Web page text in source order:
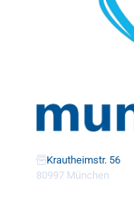
Krautheimstr. 56
80997 München